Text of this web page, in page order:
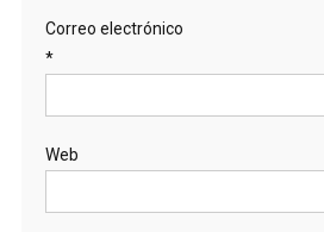
Correo electrónico
*
Web